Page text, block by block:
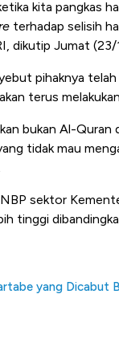
kita pangkas
terhadap selisih
dikutip Jumat
pihaknya
terus
bukan Al-Quran
tidak mau
sektor
tinggi
yang Dicabut
Baik Buat